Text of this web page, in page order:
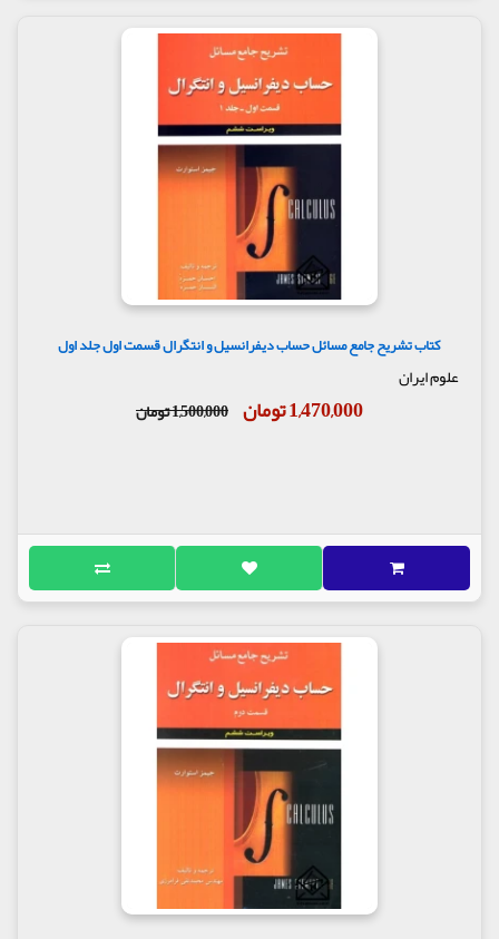
کتاب تشریح جامع مسائل حساب دیفرانسیل و انتگرال قسمت اول جلد اول
علوم ایران
1,470,000 تومان 1,500,000 تومان